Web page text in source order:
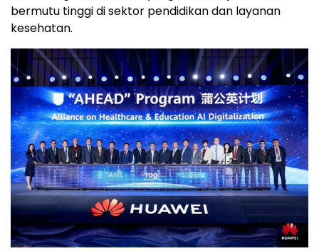
bermutu tinggi di sektor pendidikan dan layanan
kesehatan.